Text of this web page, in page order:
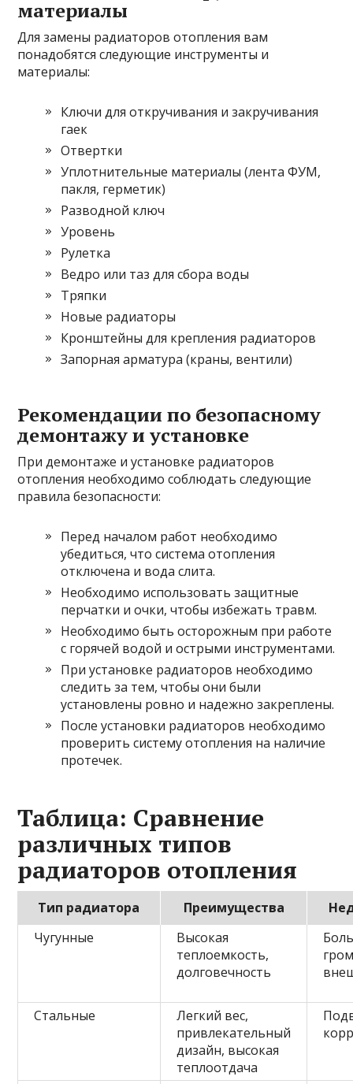
материалы
Для замены радиаторов отопления вам
понадобятся следующие инструменты и
материалы:
Ключи для откручивания и закручивания
гаек
Отвертки
Уплотнительные материалы (лента ФУМ,
пакля, герметик)
Разводной ключ
Уровень
Рулетка
Ведро или таз для сбора воды
Тряпки
Новые радиаторы
Кронштейны для крепления радиаторов
Запорная арматура (краны, вентили)
Рекомендации по безопасному
демонтажу и установке
При демонтаже и установке радиаторов
отопления необходимо соблюдать следующие
правила безопасности:
Перед началом работ необходимо
убедиться, что система отопления
отключена и вода слита.
Необходимо использовать защитные
перчатки и очки, чтобы избежать травм.
Необходимо быть осторожным при работе
с горячей водой и острыми инструментами.
При установке радиаторов необходимо
следить за тем, чтобы они были
установлены ровно и надежно закреплены.
После установки радиаторов необходимо
проверить систему отопления на наличие
протечек.
Таблица: Сравнение
различных типов
радиаторов отопления
Тип радиатора Преимущества
Чугунные
Высокая
теплоемкость,
долговечность
Стальные
Легкий вес,
привлекательный
дизайн, высокая
теплоотдача